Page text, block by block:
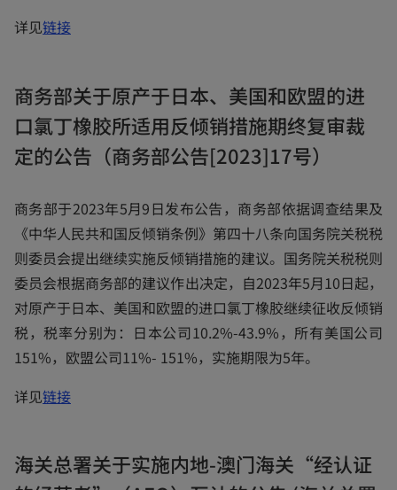
a
详见链接o
n
s
i
a
n
e
w
t
a
b
商务部关于原产于日本、美国和欧盟的进
口氯丁橡胶所适用反倾销措施期终复审裁
定的公告（商务部公告[2023]17号）
商务部于2023年5月9日发布公告，商务部依据调查结果及
《中华人民共和国反倾销条例》第四十八条向国务院关税税
则委员会提出继续实施反倾销措施的建议。国务院关税税则
委员会根据商务部的建议作出决定，自2023年5月10日起，
对原产于日本、美国和欧盟的进口氯丁橡胶继续征收反倾销
税，税率分别为：日本公司10.2%-43.9%，所有美国公司
151%，欧盟公司11%- 151%，实施期限为5年。
详见链接o
n
海关总署关于实施内地-澳门海关“经认证